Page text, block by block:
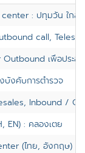
center : ปทุมวัน ใกล้
call,
Outbound เพื่อประ
บังคับการตำรวจ
Inbound /
EN) : คลองเตย
(ไทย, อังกฤษ) :